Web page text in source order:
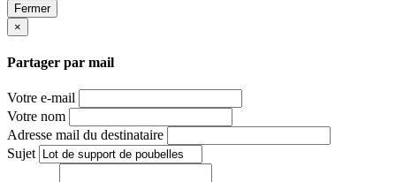
Fermer
×
Partager par mail
Votre e-mail
Votre nom
Adresse mail du destinataire
Sujet